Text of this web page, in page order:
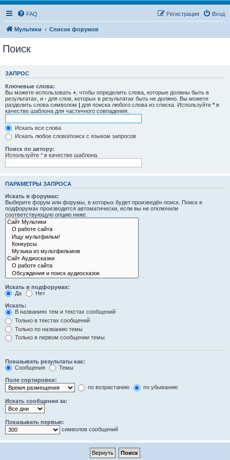
FAQ Вход
Регистрация
Мультики Список форумов
Поиск
ЗАПРОС
Ключевые слова:
Вы можете использовать + , чтобы определить слова, которые должны быть в
результатах, и - для слов, которых в результатах быть не должно. Вы можете
разделить слова символом | для поиска любого слова из списка. Используйте * в
качестве шаблона для частичного совпадения.
Искать все слова
Искать любое слово/поиск с языком запросов
Поиск по автору:
Используйте * в качестве шаблона.
ПАРАМЕТРЫ ЗАПРОСА
Искать в форумах:
Выберите форум или форумы, в которых будет произведён поиск. Поиск в
подфорумах производится автоматически, если вы не отключили
соответствующую опцию ниже.
Искать в подфорумах:
Да
Нет
Искать:
В названиях тем и текстах сообщений
Только в текстах сообщений
Только по названию темы
Только в первом сообщении темы
Показывать результаты как:
Сообщения
Темы
Поле сортировки:
по возрастанию
по убыванию
Искать сообщения за:
Показывать первые:
символов сообщений